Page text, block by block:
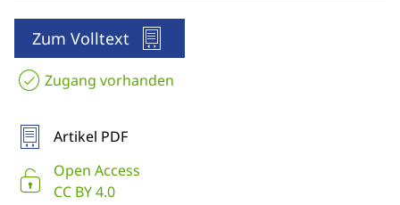
Zum Volltext
Zugang vorhanden
Artikel PDF
Open Access
CC BY 4.0